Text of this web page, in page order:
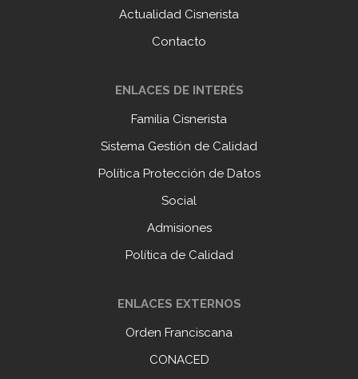
Actualidad Cisnerista
Contacto
ENLACES DE INTERÉS
Familia Cisnerista
Sistema Gestión de Calidad
Política Protección de Datos
Social
Admisiones
Política de Calidad
ENLACES EXTERNOS
Orden Franciscana
CONACED